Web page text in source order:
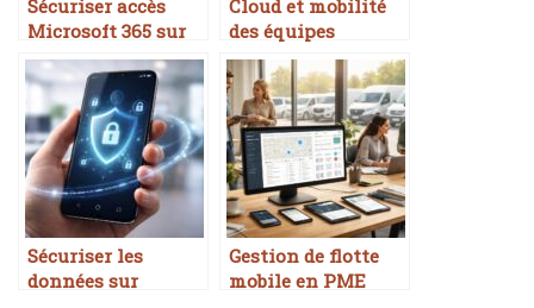
Sécuriser accès
Microsoft 365 sur
mobile
Cloud et mobilité
des équipes
Sécuriser les
données sur
Gestion de flotte
mobile en PME